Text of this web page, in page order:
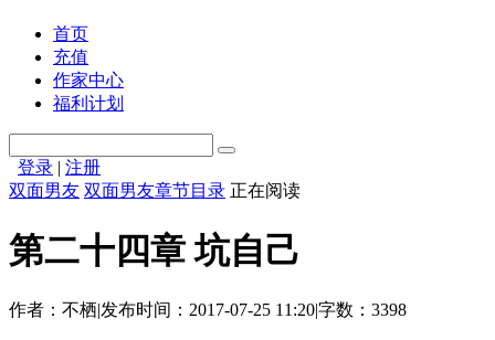
首页
充值
作家中心
福利计划
登录 | 注册
双面男友 双面男友章节目录 正在阅读
第二十四章 坑自己
作者： 不栖|发布时间：2017-07-25 11:20|字数：3398